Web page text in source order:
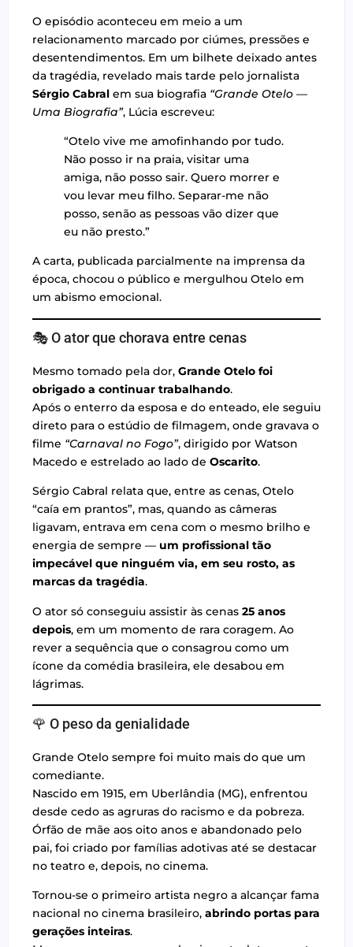
O episódio aconteceu em meio a um
relacionamento marcado por ciúmes, pressões e
desentendimentos. Em um bilhete deixado antes
da tragédia, revelado mais tarde pelo jornalista
Sérgio Cabral em sua biografia “Grande Otelo —
Uma Biografia”, Lúcia escreveu:
“Otelo vive me amofinhando por tudo.
Não posso ir na praia, visitar uma
amiga, não posso sair. Quero morrer e
vou levar meu filho. Separar-me não
posso, senão as pessoas vão dizer que
eu não presto.”
A carta, publicada parcialmente na imprensa da
época, chocou o público e mergulhou Otelo em
um abismo emocional.
🎭 O ator que chorava entre cenas
Mesmo tomado pela dor, Grande Otelo foi
obrigado a continuar trabalhando.
Após o enterro da esposa e do enteado, ele seguiu
direto para o estúdio de filmagem, onde gravava o
filme “Carnaval no Fogo”, dirigido por Watson
Macedo e estrelado ao lado de Oscarito.
Sérgio Cabral relata que, entre as cenas, Otelo
“caía em prantos”, mas, quando as câmeras
ligavam, entrava em cena com o mesmo brilho e
energia de sempre — um profissional tão
impecável que ninguém via, em seu rosto, as
marcas da tragédia.
O ator só conseguiu assistir às cenas 25 anos
depois, em um momento de rara coragem. Ao
rever a sequência que o consagrou como um
ícone da comédia brasileira, ele desabou em
lágrimas.
🌹 O peso da genialidade
Grande Otelo sempre foi muito mais do que um
comediante.
Nascido em 1915, em Uberlândia (MG), enfrentou
desde cedo as agruras do racismo e da pobreza.
Órfão de mãe aos oito anos e abandonado pelo
pai, foi criado por famílias adotivas até se destacar
no teatro e, depois, no cinema.
Tornou-se o primeiro artista negro a alcançar fama
nacional no cinema brasileiro, abrindo portas para
gerações inteiras.